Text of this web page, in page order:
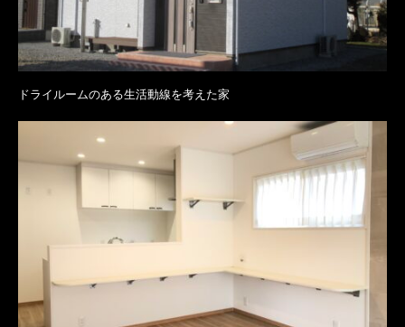
ドライルームのある生活動線を考えた家